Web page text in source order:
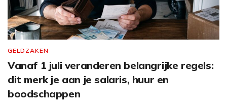
GELDZAKEN
Vanaf 1 juli veranderen belangrijke regels:
dit merk je aan je salaris, huur en
boodschappen